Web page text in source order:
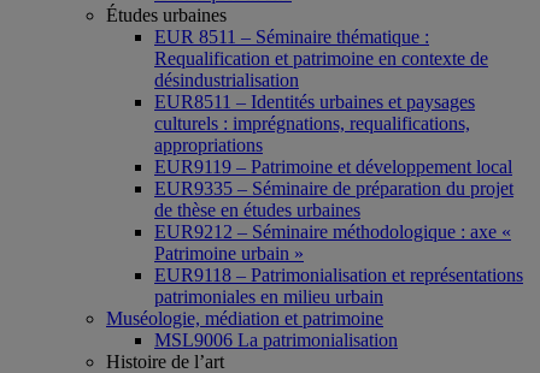
Études urbaines
EUR 8511 – Séminaire thématique :
Requalification et patrimoine en contexte de
désindustrialisation
EUR8511 – Identités urbaines et paysages
culturels : imprégnations, requalifications,
appropriations
EUR9119 – Patrimoine et développement local
EUR9335 – Séminaire de préparation du projet
de thèse en études urbaines
EUR9212 – Séminaire méthodologique : axe «
Patrimoine urbain »
EUR9118 – Patrimonialisation et représentations
patrimoniales en milieu urbain
Muséologie, médiation et patrimoine
MSL9006 La patrimonialisation
Histoire de l’art